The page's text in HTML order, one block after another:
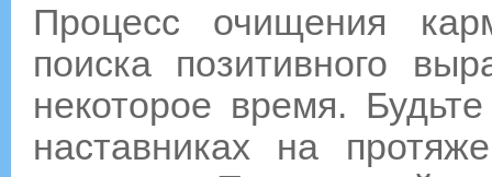
Процесс очищения
поиска позитивного
некоторое время.
наставниках на